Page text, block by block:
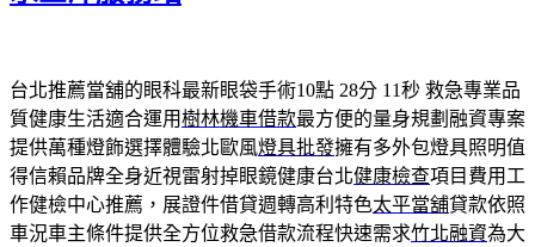
台北推薦當舖的眼科最新眼袋手術10點 28分 11秒 救急專業品
質健康生活適合運用樹林機車借款最方便的量身規劃融資專案
提供萬種燈飾選擇體驗北歐風燈具批發擁有多外包燈具照明值
得信賴品牌全身近視雷射掉眼鏡健康台北健康檢查項目費用工
作健檢中心推薦，展證件借貸週轉高利特色太平當舖貸款依照
車況車主條件提供全方位救急借款流程快速需求竹北融資為大